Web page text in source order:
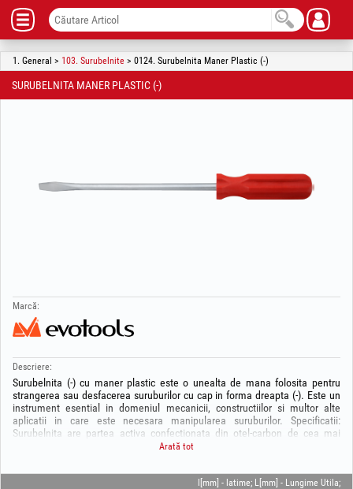
1. General > 103. Surubelnite > 0124. Surubelnita Maner Plastic (-)
SURUBELNITA MANER PLASTIC (-)
Marcă:
Descriere:
Surubelnita (-) cu maner plastic este o unealta de mana folosita pentru
strangerea sau desfacerea suruburilor cu cap in forma dreapta (-). Este un
instrument esential in domeniul mecanicii, constructiilor si multor alte
aplicatii in care este necesara manipularea suruburilor. Specificatii:
Surubelnita are partea activa confectionata din otel-carbon de cea mai
buna calitate, tratat termic. Varful magnetic este de un real ajutor in timpul
cada in zone greu accesibile. Manerul confectionat din plastic va ofera o
Arată tot
l[mm] - latime; L[mm] - Lungime Utila;